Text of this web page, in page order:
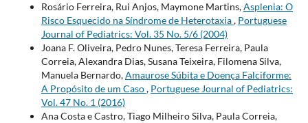
Rosário Ferreira, Rui Anjos, Maymone Martins,Asplenia: O
Risco Esquecido na Síndrome de Heterotaxia, Portuguese
Journal of Pediatrics: Vol. 35 No. 5/6 (2004)
Joana F. Oliveira, Pedro Nunes, Teresa Ferreira, Paula
Correia, Alexandra Dias, Susana Teixeira, Filomena Silva,
Manuela Bernardo,Amaurose Súbita e Doença Falciforme:
A Propósito de um Caso, Portuguese Journal of Pediatrics:
Vol. 47 No. 1 (2016)
Ana Costa e Castro, Tiago Milheiro Silva, Paula Correia,